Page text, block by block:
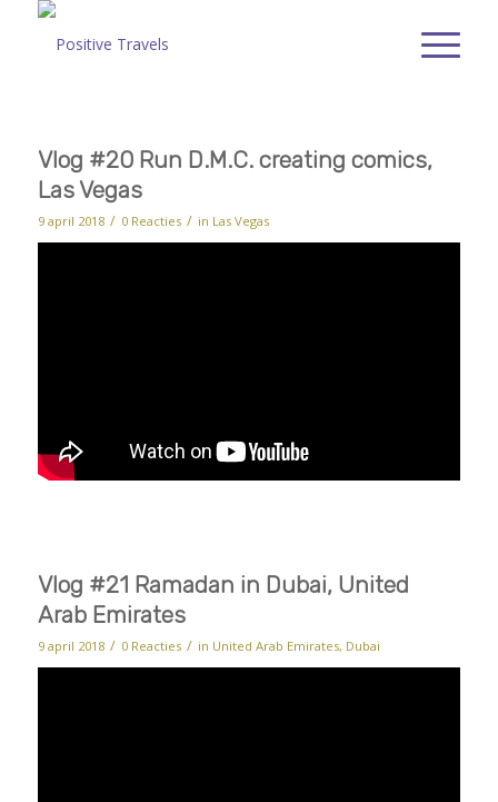
Vlog #20 Run D.M.C. creating comics,
Las Vegas
9 april 2018 / 0 Reacties / in Las Vegas
Vlog #21 Ramadan in Dubai, United
Arab Emirates
9 april 2018 / 0 Reacties / in United Arab Emirates, Dubai